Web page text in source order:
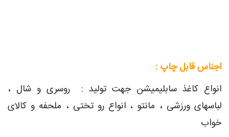
اجناس قابل چاپ :
انواع کاغذ سابلیمیشن جهت تولید : روسری و شال ،
لباسهای ورزشی ، مانتو ، انواع رو تختی ، ملحفه و کالای
خواب